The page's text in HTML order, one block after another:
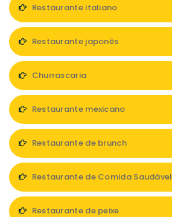
Restaurante italiano
Restaurante japonês
Churrascaria
Restaurante mexicano
Restaurante de brunch
Restaurante de Comida Saudável
Restaurante de peixe